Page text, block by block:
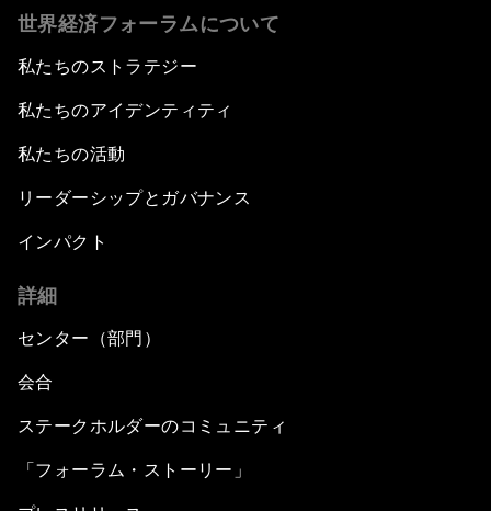
Fast-Tracking Economic Unification
Africa Social Entrepreneurs of the Year Award
Ceremony
Famine Crisis
Green, Growth or Both?
世界経済フォーラムについて
私たちのストラテジー
私たちのアイデンティティ
私たちの活動
リーダーシップとガバナンス
インパクト
詳細
センター（部門）
会合
ステークホルダーのコミュニティ
「フォーラム・ストーリー」